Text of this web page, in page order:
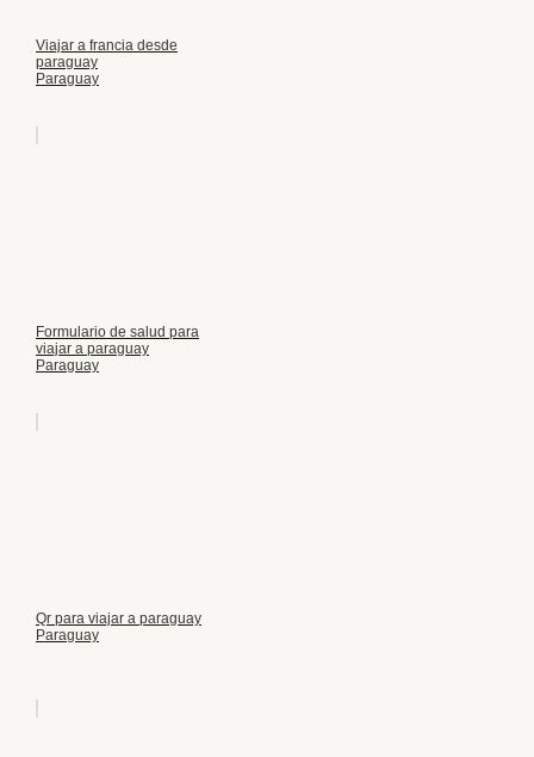
Viajar a francia desde
paraguay
Paraguay
Formulario de salud para
viajar a paraguay
Paraguay
Qr para viajar a paraguay
Paraguay